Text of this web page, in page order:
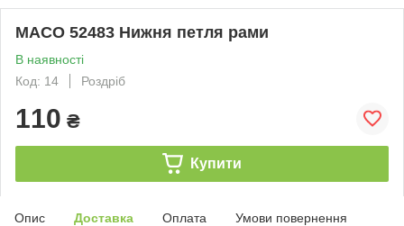
MACO 52483 Нижня петля рами
В наявності
Код: 14
Роздріб
110 ₴
Купити
Опис Доставка Оплата Умови повернення